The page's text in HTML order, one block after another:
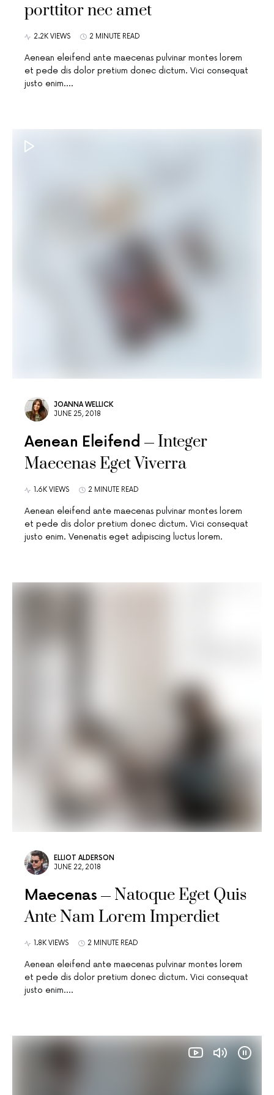
porttitor nec amet
2.2K VIEWS 2 MINUTE READ
Aenean eleifend ante maecenas pulvinar montes lorem
et pede dis dolor pretium donec dictum. Vici consequat
justo enim.…
JOANNA WELLICK
JUNE 25, 2018
Aenean Eleifend
Integer
Maecenas Eget Viverra
1.6K VIEWS 2 MINUTE READ
Aenean eleifend ante maecenas pulvinar montes lorem
et pede dis dolor pretium donec dictum. Vici consequat
justo enim. Venenatis eget adipiscing luctus lorem.
ELLIOT ALDERSON
JUNE 22, 2018
Maecenas
Natoque Eget Quis
Ante Nam Lorem Imperdiet
1.8K VIEWS 2 MINUTE READ
Aenean eleifend ante maecenas pulvinar montes lorem
et pede dis dolor pretium donec dictum. Vici consequat
justo enim.…